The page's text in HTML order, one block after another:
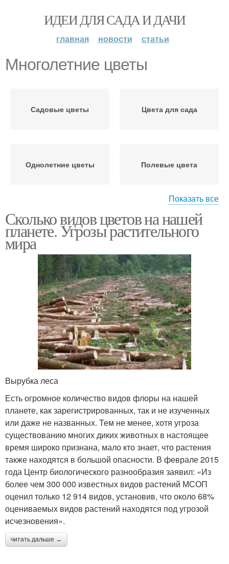
ИДЕИ ДЛЯ САДА И ДАЧИ
главная новости статьи
Многолетние цветы
Садовые цветы Цвета для сада
Однолетние цветы Полевые цвета
Двухлетние цветы Луковичные цветы
Синие цветы Полевые цветы
Голубые цветы
Многолетник с
сиреневыми цветами
Синие цвета
Цвета для палисадника Цвета в палисаднике
Неприхотливые цветы Крупные цветы
Показать все
Сколько видов цветов на нашей
планете. Угрозы растительного
мира
Вырубка леса
Есть огромное количество видов флоры на нашей
планете, как зарегистрированных, так и не изученных
или даже не названных. Тем не менее, хотя угроза
существованию многих диких животных в настоящее
время широко признана, мало кто знает, что растения
также находятся в большой опасности. В феврале 2015
года Центр биологического разнообразия заявил: «Из
более чем 300 000 известных видов растений МСОП
оценил только 12 914 видов, установив, что около 68%
оцениваемых видов растений находятся под угрозой
исчезновения».
читать дальше →